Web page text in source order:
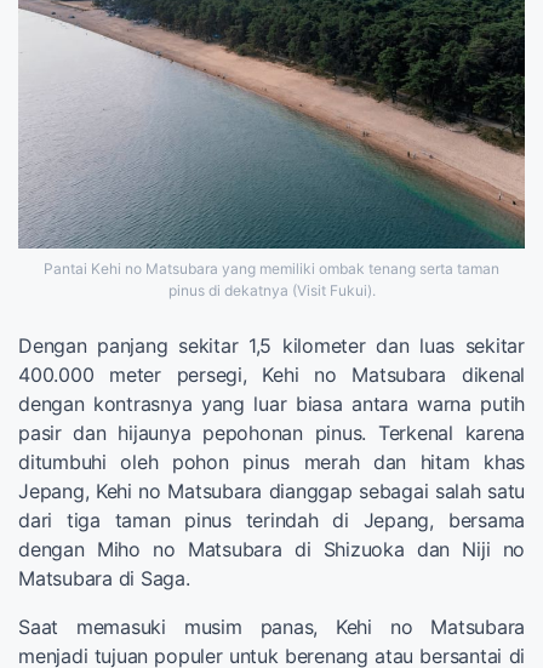
Pantai Kehi no Matsubara yang memiliki ombak tenang serta taman
pinus di dekatnya (Visit Fukui).
Dengan panjang sekitar 1,5 kilometer dan luas sekitar
400.000 meter persegi, Kehi no Matsubara dikenal
dengan kontrasnya yang luar biasa antara warna putih
pasir dan hijaunya pepohonan pinus. Terkenal karena
ditumbuhi oleh pohon pinus merah dan hitam khas
Jepang, Kehi no Matsubara dianggap sebagai salah satu
dari tiga taman pinus terindah di Jepang, bersama
dengan Miho no Matsubara di Shizuoka dan Niji no
Matsubara di Saga.
Saat memasuki musim panas, Kehi no Matsubara
menjadi tujuan populer untuk berenang atau bersantai di